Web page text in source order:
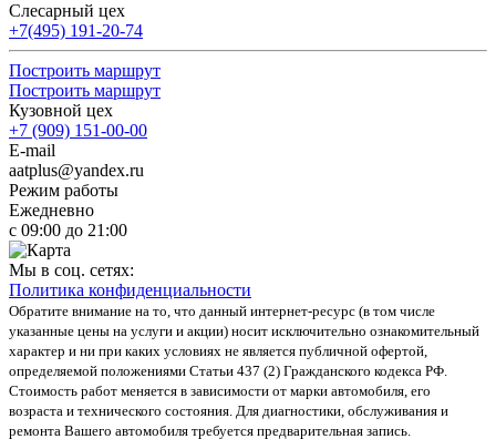
Слесарный цех
+7(495) 191-20-74
Построить маршрут
Построить маршрут
Кузовной цех
+7 (909) 151-00-00
E-mail
aatplus@yandex.ru
Режим работы
Ежедневно
с 09:00 до 21:00
Мы в соц. сетях:
Политика конфиденциальности
Обратите внимание на то, что данный интернет-ресурс (в том числе
указанные цены на услуги и акции) носит исключительно ознакомительный
характер и ни при каких условиях не является публичной офертой,
определяемой положениями Статьи 437 (2) Гражданского кодекса РФ.
Стоимость работ меняется в зависимости от марки автомобиля, его
возраста и технического состояния. Для диагностики, обслуживания и
ремонта Вашего автомобиля требуется предварительная запись.